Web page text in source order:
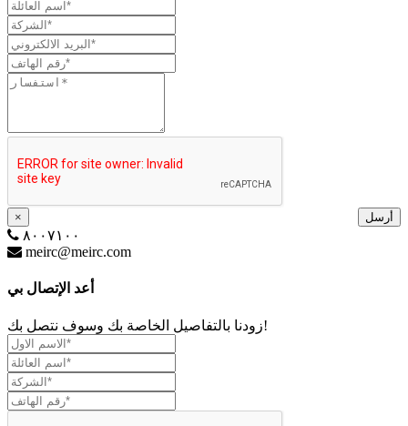
أرسل ×
٨٠٠٧١٠٠
meirc@meirc.com
أعد الإتصال بي
زودنا بالتفاصيل الخاصة بك وسوف نتصل بك!